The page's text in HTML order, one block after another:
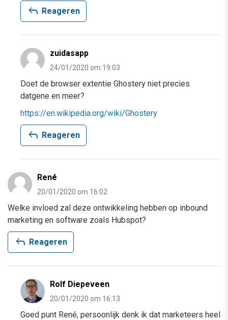
reply Reageren
zuidasapp
24/01/2020 om 19:03
Doet de browser extentie Ghostery niet precies
datgene en meer?
https://en.wikipedia.org/wiki/Ghostery
reply Reageren
René
20/01/2020 om 16:02
Welke invloed zal deze ontwikkeling hebben op inbound
marketing en software zoals Hubspot?
reply Reageren
Rolf Diepeveen
20/01/2020 om 16:13
Goed punt René, persoonlijk denk ik dat marketeers heel